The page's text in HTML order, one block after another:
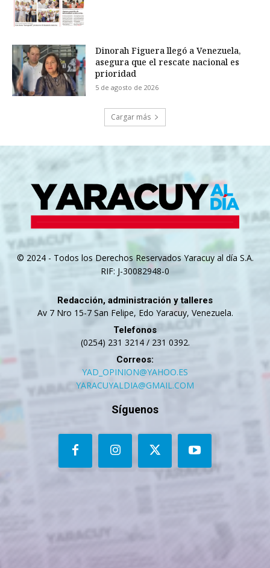
Dinorah Figuera llegó a Venezuela,
asegura que el rescate nacional es
prioridad
5 de agosto de 2026
Cargar más
© 2024 - Todos los Derechos Reservados Yaracuy al día S.A.
RIF: J-30082948-0
Redacción, administración y talleres
Av 7 Nro 15-7 San Felipe, Edo Yaracuy, Venezuela.
Telefonos
(0254) 231 3214 / 231 0392.
Correos:
YAD_OPINION@YAHOO.ES
YARACUYALDIA@GMAIL.COM
Síguenos